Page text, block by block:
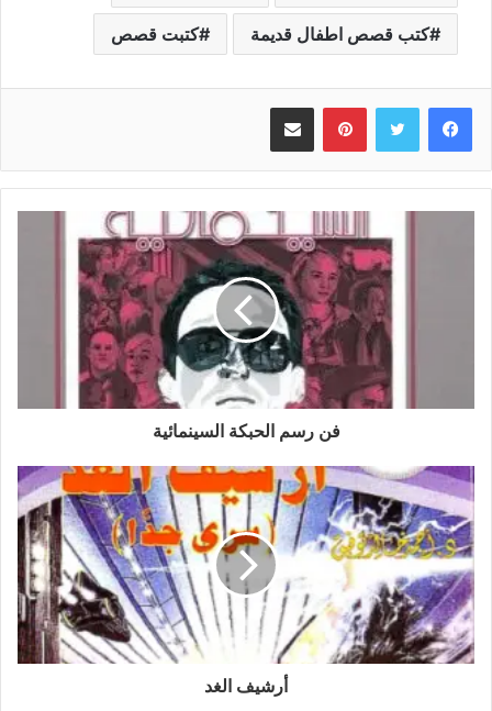
كتب قصص اطفال قديمة كتبت قصص
بينتيريستمشاركة عبر البريد
فن رسم الحبكة السينمائية
أرشيف الغد